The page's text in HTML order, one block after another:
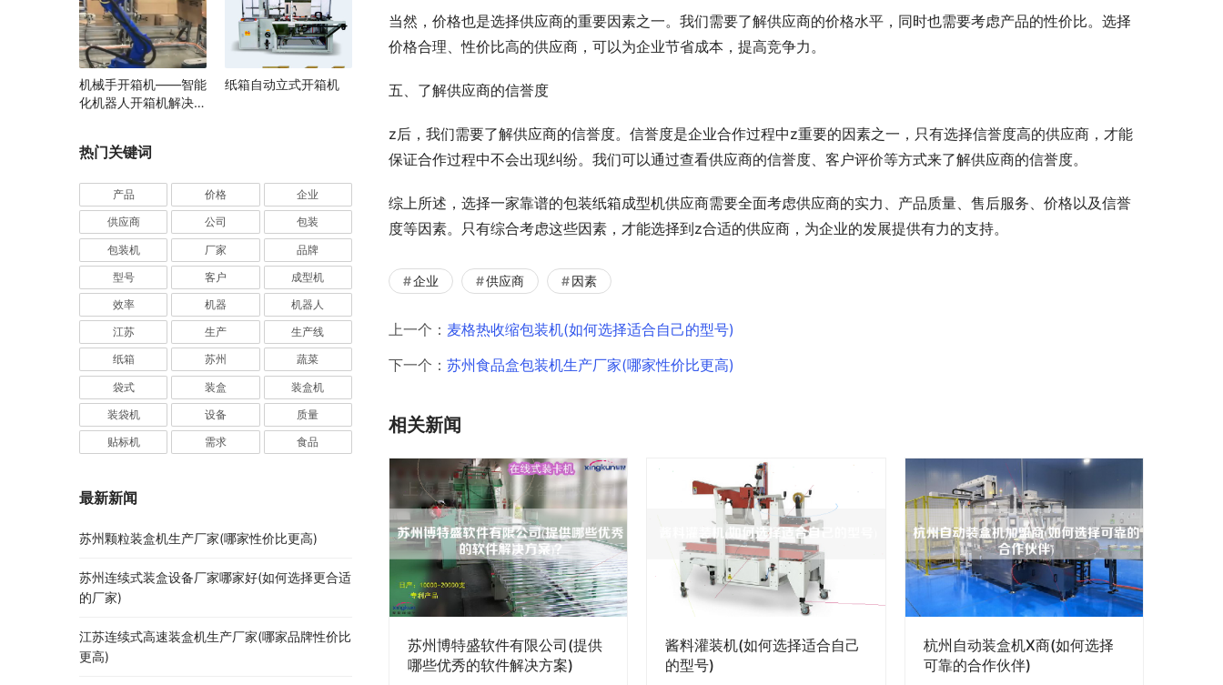
当然，价格也是选择供应商的重要因素之一。我们需要了解供应商的价格水平，同时也需要考虑产品的性价比。选择
价格合理、性价比高的供应商，可以为企业节省成本，提高竞争力。
五、了解供应商的信誉度
z后，我们需要了解供应商的信誉度。信誉度是企业合作过程中z重要的因素之一，只有选择信誉度高的供应商，才能
保证合作过程中不会出现纠纷。我们可以通过查看供应商的信誉度、客户评价等方式来了解供应商的信誉度。
综上所述，选择一家靠谱的包装纸箱成型机供应商需要全面考虑供应商的实力、产品质量、售后服务、价格以及信誉
度等因素。只有综合考虑这些因素，才能选择到z合适的供应商，为企业的发展提供有力的支持。
企业 供应商 因素
上一个： 麦格热收缩包装机(如何选择适合自己的型号)
下一个： 苏州食品盒包装机生产厂家(哪家性价比更高)
相关新闻
苏州博特盛软件有限公司(提供
哪些优秀的软件解决方案)
酱料灌装机(如何选择适合自己
的型号)
杭州自动装盒机X商(如何选择
可靠的合作伙伴)
机械手开箱机——智能
化机器人开箱机解决方
纸箱自动立式开箱机
热门关键词
产品 价格 企业
供应商 公司 包装
包装机 厂家 品牌
型号 客户 成型机
效率 机器 机器人
江苏 生产 生产线
纸箱 苏州 蔬菜
袋式 装盒 装盒机
装袋机 设备 质量
贴标机 需求 食品
最新新闻
苏州颗粒装盒机生产厂家(哪家性价比更高)
苏州连续式装盒设备厂家哪家好(如何选择更合适
的厂家)
江苏连续式高速装盒机生产厂家(哪家品牌性价比
更高)